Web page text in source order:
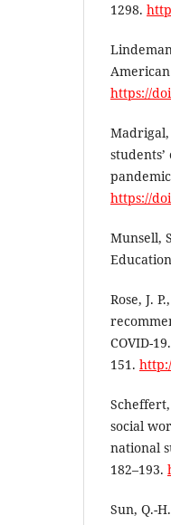
1298.
https://
Madrigal,
https://
Munsell,
Rose, J.
COVID-
151.
social
national
182–193.
Sun, Q.-